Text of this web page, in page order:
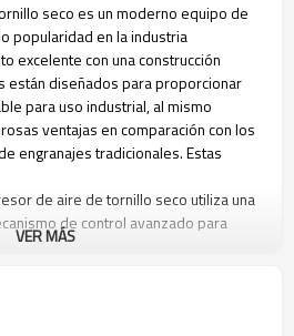
seco es un moderno equipo de
popularidad en la industria
excelente con una construcción
están diseñados para proporcionar
para uso industrial, al mismo
ventajas en comparación con los
engranajes tradicionales. Estas
de aire de tornillo seco utiliza una
de control avanzado para
y mejorar la productividad. Los
comparación con los tradicionales
VER MÁS